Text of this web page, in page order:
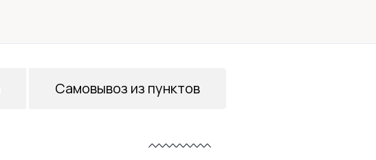
Самовывоз из пунктов